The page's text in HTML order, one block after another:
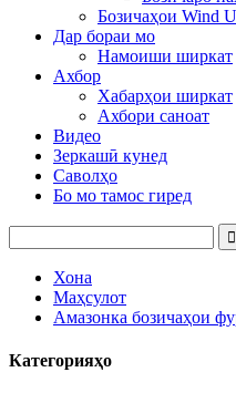
Бозичаҳои Wind
Дар бораи мо
Намоиши ширкат
Ахбор
Хабарҳои ширкат
Ахбори саноат
Видео
Зеркашӣ кунед
Саволҳо
Бо мо тамос гиред
Хона
Маҳсулот
Амазонка бозичаҳои
Категорияҳо